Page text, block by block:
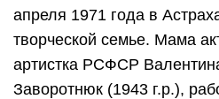
апреля 1971 года в
творческой семье. Мама
артистка РСФСР
Заворотнюк (1943 г.р.),